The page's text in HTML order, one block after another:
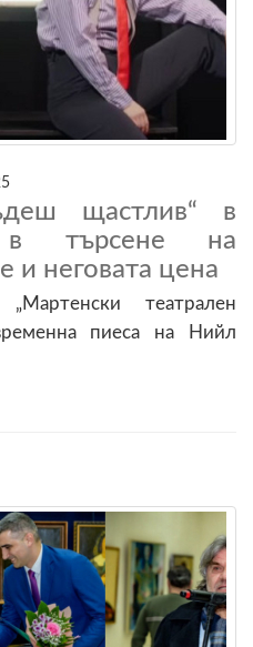
щастлив“ в
търсене на
и неговата цена
театрален
пиеса на Нийл